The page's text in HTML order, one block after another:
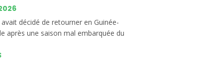
décidé de retourner en Guinée-
après une saison mal embarquée du